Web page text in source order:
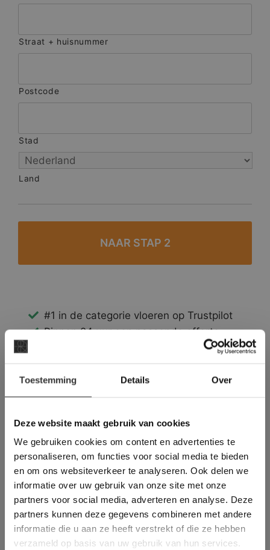
Toestemming Details Over
Deze website maakt gebruik van cookies
We gebruiken cookies om content en advertenties te
personaliseren, om functies voor social media te bieden
en om ons websiteverkeer te analyseren. Ook delen we
informatie over uw gebruik van onze site met onze
partners voor social media, adverteren en analyse. Deze
partners kunnen deze gegevens combineren met andere
informatie die u aan ze heeft verstrekt of die ze hebben
verzameld op basis van uw gebruik van hun services.
Straat + huisnummer
Postcode
Stad
Land
#1 in de categorie vloeren op Trustpilot
Binnen 24 uur een passende offerte
Legwerk vanuit het tegelzettersgilde
Meer dan 500 m2 showtuin
Deze website maakt
gebruik van cookies.
This Cookie Banner was deleted and is no
longer working. Please contact the website
administrator.
Deze website gebruikt cookies om de
gebruikerservaring te verbeteren. Door
gebruik te maken van onze website geeft u
toestemming voor alle cookies in
overeenstemming met ons cookiebeleid.Lees
verder
ALLES ACCEPTEREN